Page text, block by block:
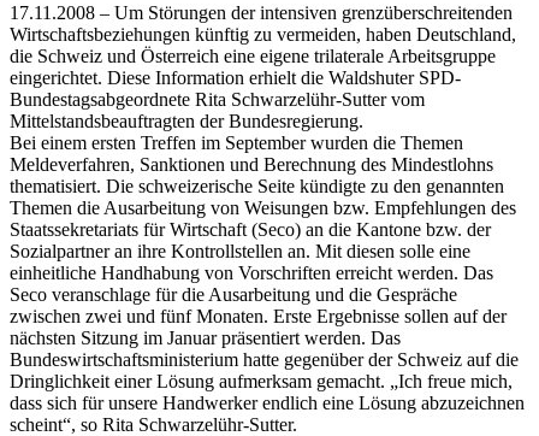
17.11.2008 – Um Störungen der intensiven grenzüberschreitenden
Wirtschaftsbeziehungen künftig zu vermeiden, haben Deutschland,
die Schweiz und Österreich eine eigene trilaterale Arbeitsgruppe
eingerichtet. Diese Information erhielt die Waldshuter SPD-
Bundestagsabgeordnete Rita Schwarzelühr-Sutter vom
Mittelstandsbeauftragten der Bundesregierung.
Bei einem ersten Treffen im September wurden die Themen
Meldeverfahren, Sanktionen und Berechnung des Mindestlohns
thematisiert. Die schweizerische Seite kündigte zu den genannten
Themen die Ausarbeitung von Weisungen bzw. Empfehlungen des
Staatssekretariats für Wirtschaft (Seco) an die Kantone bzw. der
Sozialpartner an ihre Kontrollstellen an. Mit diesen solle eine
einheitliche Handhabung von Vorschriften erreicht werden. Das
Seco veranschlage für die Ausarbeitung und die Gespräche
zwischen zwei und fünf Monaten. Erste Ergebnisse sollen auf der
nächsten Sitzung im Januar präsentiert werden. Das
Bundeswirtschaftsministerium hatte gegenüber der Schweiz auf die
Dringlichkeit einer Lösung aufmerksam gemacht. „Ich freue mich,
dass sich für unsere Handwerker endlich eine Lösung abzuzeichnen
scheint“, so Rita Schwarzelühr-Sutter.